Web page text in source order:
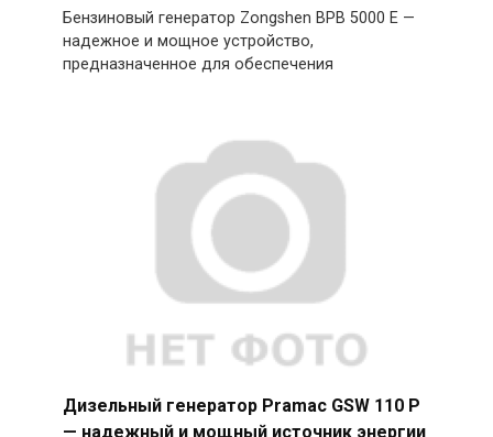
Бензиновый генератор Zongshen BPB 5000 E —
надежное и мощное устройство,
предназначенное для обеспечения
Дизельный генератор Pramac GSW 110 P
— надежный и мощный источник энергии